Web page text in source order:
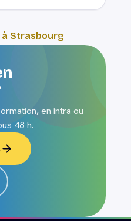
Strasbourg
en intra ou
48 h.